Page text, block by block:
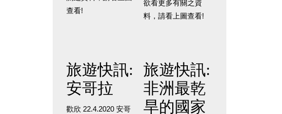
查看!
欲看更多有關之資
料，請看上圖查看!
旅遊快訊:
安哥拉
歡欣 22.4.2020 安哥
旅遊快訊:
非洲最乾
旱的國家